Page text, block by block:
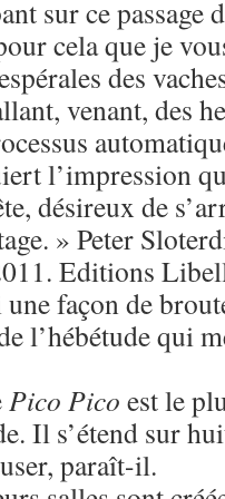
sur ce passage
cela que je
des
venant, des
l’impression
désireux de
» Peter
Editions
une façon de
l’hébétude qui
Pico Pico est le
Il s’étend sur
paraît-il.